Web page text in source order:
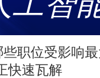
职位受影响
快速瓦解